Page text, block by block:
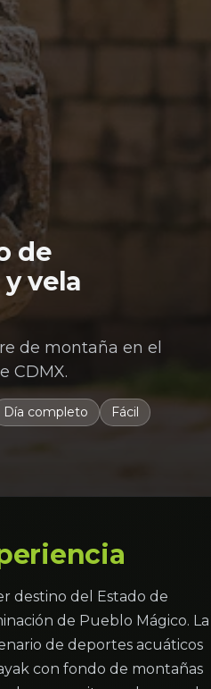
de
vela
de montaña en el
CDMX.
Día completo
Fácil
destino del Estado de
de Pueblo Mágico. La
de deportes acuáticos
con fondo de montañas